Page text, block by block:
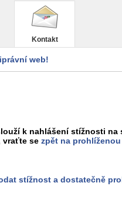
Kontakt
web!
k nahlášení stížnosti
vraťte se zpět na
stížnost a dostatečně